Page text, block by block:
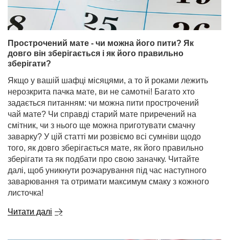
Прострочений мате - чи можна його пити? Як
довго він зберігається і як його правильно
зберігати?
Якщо у вашій шафці місяцями, а то й роками лежить
нерозкрита пачка мате, ви не самотні! Багато хто
задається питанням: чи можна пити прострочений
чай мате? Чи справді старий мате приречений на
смітник, чи з нього ще можна приготувати смачну
заварку? У цій статті ми розвіємо всі сумніви щодо
того, як довго зберігається мате, як його правильно
зберігати та як подбати про свою заначку. Читайте
далі, щоб уникнути розчарування під час наступного
заварювання та отримати максимум смаку з кожного
листочка!
Читати далі